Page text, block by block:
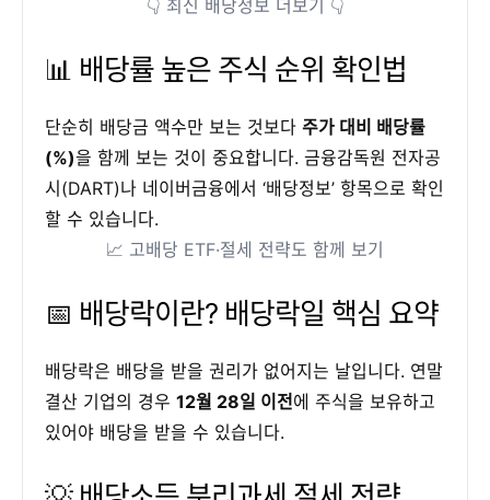
👇 최신 배당정보 더보기 👇
📊 배당률 높은 주식 순위 확인법
단순히 배당금 액수만 보는 것보다 주가 대비 배당률
(%)을 함께 보는 것이 중요합니다. 금융감독원 전자공
시(DART)나 네이버금융에서 ‘배당정보’ 항목으로 확인
할 수 있습니다.
📈 고배당 ETF·절세 전략도 함께 보기
📅 배당락이란? 배당락일 핵심 요약
배당락은 배당을 받을 권리가 없어지는 날입니다. 연말
결산 기업의 경우 12월 28일 이전에 주식을 보유하고
있어야 배당을 받을 수 있습니다.